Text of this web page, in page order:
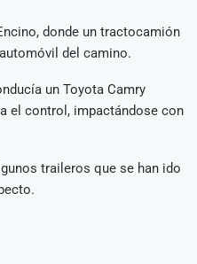
donde un tractocamión
del camino.
un Toyota Camry
el control, impactándose con
traileros que se han ido